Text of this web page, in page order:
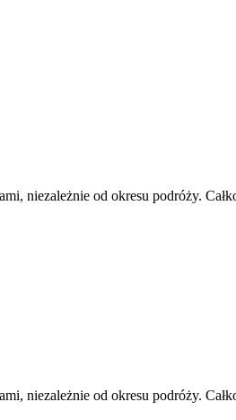
niezależnie od okresu podróży.
niezależnie od okresu podróży.